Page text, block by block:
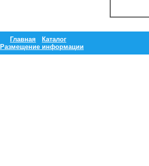
Главная
Каталог
Размещение информации